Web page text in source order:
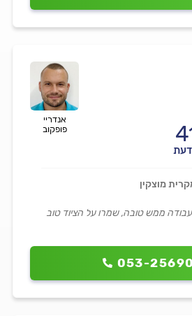
אנדריי
פופקוב
דעת
053-
מוצקין
עבודה ממש טובה, שמרו על הציוד טוב